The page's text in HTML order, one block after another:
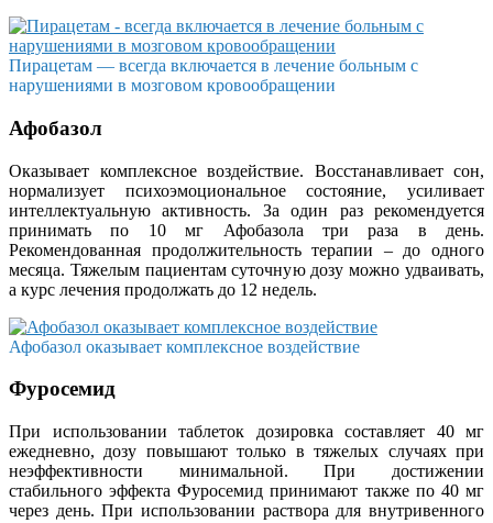
Пирацетам — всегда включается в лечение больным с
нарушениями в мозговом кровообращении
Афобазол
Оказывает комплексное воздействие. Восстанавливает сон,
нормализует психоэмоциональное состояние, усиливает
интеллектуальную активность. За один раз рекомендуется
принимать по 10 мг Афобазола три раза в день.
Рекомендованная продолжительность терапии – до одного
месяца. Тяжелым пациентам суточную дозу можно удваивать,
а курс лечения продолжать до 12 недель.
Афобазол оказывает комплексное воздействие
Фуросемид
При использовании таблеток дозировка составляет 40 мг
ежедневно, дозу повышают только в тяжелых случаях при
неэффективности минимальной. При достижении
стабильного эффекта Фуросемид принимают также по 40 мг
через день. При использовании раствора для внутривенного